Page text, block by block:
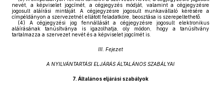
nevét, a képviselet jogcímét, a cégjegyzés módját, valamint a cégjegyzésre
jogosult aláírási mintáját. A cégjegyzésre jogosult munkavállaló kérésére a
címpéldányon a szervezetnél ellátott feladatköre, beosztása is szerepeltethető.
(4) A cégjegyzési jog fennállását a cégjegyzésre jogosult elektronikus
aláírásának tanúsítványa is igazolhatja, oly módon, hogy a tanúsítvány
tartalmazza a szervezet nevét és a képviselet jogcímét is.
III. Fejezet
A NYILVÁNTARTÁSI ELJÁRÁS ÁLTALÁNOS SZABÁLYAI
7. Általános eljárási szabályok